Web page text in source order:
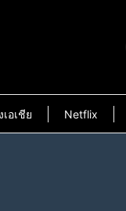
อเชีย Netflix